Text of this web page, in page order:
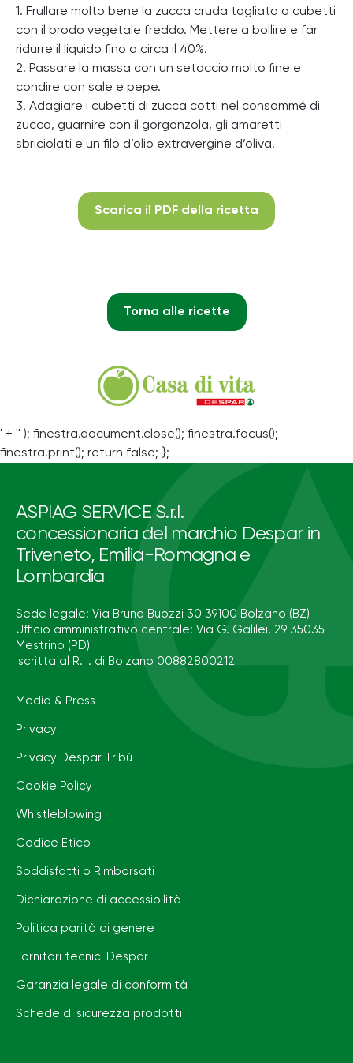
1. Frullare molto bene la zucca cruda tagliata a cubetti
con il brodo vegetale freddo. Mettere a bollire e far
ridurre il liquido fino a circa il 40%.
2. Passare la massa con un setaccio molto fine e
condire con sale e pepe.
3. Adagiare i cubetti di zucca cotti nel consommé di
zucca, guarnire con il gorgonzola, gli amaretti
sbriciolati e un filo d’olio extravergine d’oliva.
Scarica il PDF della ricetta
Torna alle ricette
' + '' ); finestra.document.close(); finestra.focus();
finestra.print(); return false; };
ASPIAG SERVICE S.r.l.
concessionaria del marchio Despar in
Triveneto, Emilia-Romagna e
Lombardia
Sede legale: Via Bruno Buozzi 30 39100 Bolzano (BZ)
Ufficio amministrativo centrale: Via G. Galilei, 29 35035
Mestrino (PD)
Iscritta al R. I. di Bolzano 00882800212
Media & Press
Privacy
Privacy Despar Tribù
Cookie Policy
Whistleblowing
Codice Etico
Soddisfatti o Rimborsati
Dichiarazione di accessibilità
Politica parità di genere
Fornitori tecnici Despar
Garanzia legale di conformità
Schede di sicurezza prodotti